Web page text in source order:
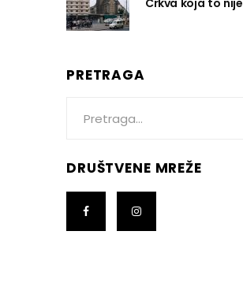
Crkva koja to nije
PRETRAGA
DRUŠTVENE MREŽE